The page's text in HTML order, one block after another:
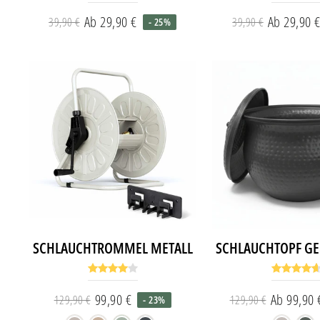
Normaler
39,90 € Sonderpreis
Ab 29,90 € - 25% 39,90 € Ab 29,90 €
SCHLAUCHTROMMEL METALL
Normaler
129,90 € Sonderpreis
99,90 € - 23%
SCHLAUCHTOPF
129,90 € Ab 99,90